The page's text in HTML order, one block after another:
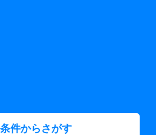
件からさがす